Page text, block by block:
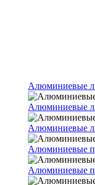
Алюминиевые
Алюминиевые
Алюминиевые
Алюминиевые
Алюминиевые